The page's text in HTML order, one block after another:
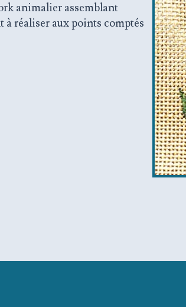
animalier assemblant
réaliser aux points comptés